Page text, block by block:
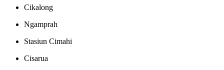
Cikalong
Ngamprah
Stasiun Cimahi
Cisarua